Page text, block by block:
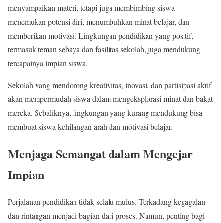
menyampaikan materi, tetapi juga membimbing siswa
menemukan potensi diri, menumbuhkan minat belajar, dan
memberikan motivasi. Lingkungan pendidikan yang positif,
termasuk teman sebaya dan fasilitas sekolah, juga mendukung
tercapainya impian siswa.
Sekolah yang mendorong kreativitas, inovasi, dan partisipasi aktif
akan mempermudah siswa dalam mengeksplorasi minat dan bakat
mereka. Sebaliknya, lingkungan yang kurang mendukung bisa
membuat siswa kehilangan arah dan motivasi belajar.
Menjaga Semangat dalam Mengejar
Impian
Perjalanan pendidikan tidak selalu mulus. Terkadang kegagalan
dan rintangan menjadi bagian dari proses. Namun, penting bagi